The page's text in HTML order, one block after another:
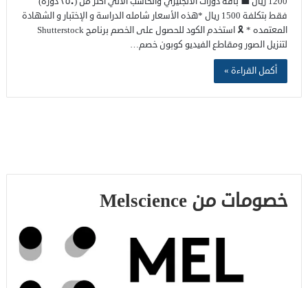
فقط بتكلفة 1500 ريال *هذه الأسعار شامله الدراسة و الإختبار و الشهادة
المعتمده * 🎗 استخدم الكود للحصول على الخصم برنامج Shutterstock
لتنزيل الصور ومقاطع الفيديو كوبون خصم…
أكمل القراءة »
خصومات من Melscience